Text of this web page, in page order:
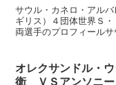
サウル・カネロ・アル
ギリス）４団体世界Ｓ
両選手のプロフィール
オレクサンドル・
衛 ＶＳアンソニー